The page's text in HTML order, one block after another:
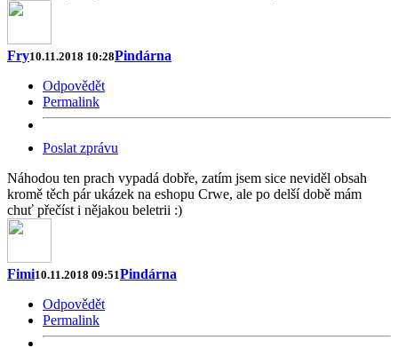
Fry10.11.2018 10:28Pindárna
Odpovědět
Permalink
Poslat zprávu
Náhodou ten prach vypadá dobře, zatím jsem sice neviděl obsah
kromě těch pár ukázek na eshopu Crwe, ale po delší době mám
chuť přečíst i nějakou beletrii :)
Fimi10.11.2018 09:51Pindárna
Odpovědět
Permalink